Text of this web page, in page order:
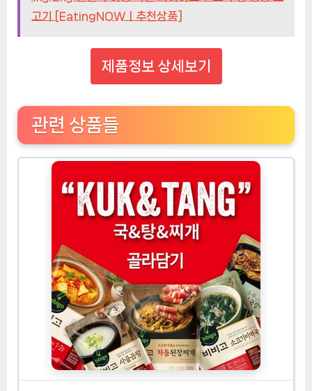
고기 [EatingNOWㅣ추천상품]
제품정보 상세보기
관련 상품들